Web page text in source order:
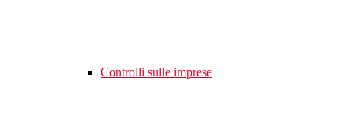
Controlli sulle imprese